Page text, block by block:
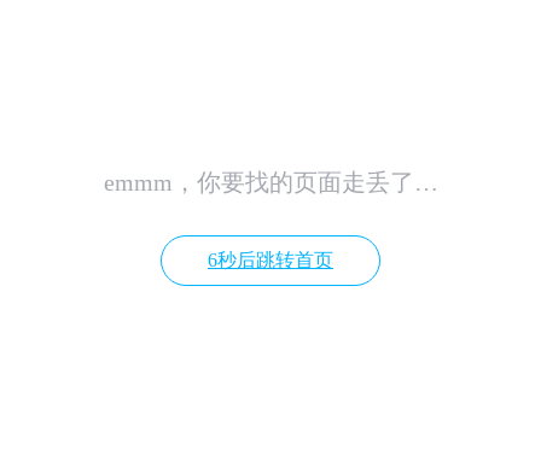
emmm，你要找的页面走丢了…
6秒后跳转首页